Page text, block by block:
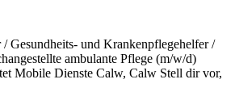
Gesundheits- und Krankenpflegehelfer /
ambulante Pflege (m/w/d)
Mobile Dienste Calw, Calw Stell dir vor,